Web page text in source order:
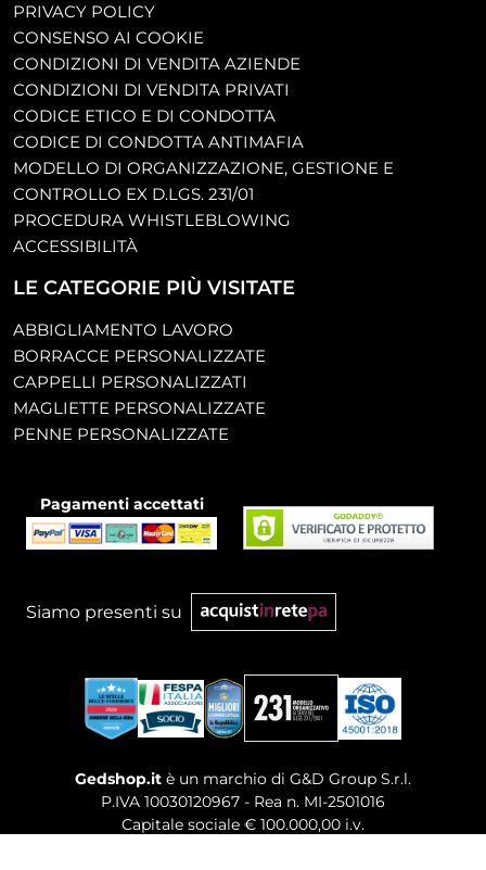
PRIVACY POLICY
CONSENSO AI COOKIE
CONDIZIONI DI VENDITA AZIENDE
CONDIZIONI DI VENDITA PRIVATI
CODICE ETICO E DI CONDOTTA
CODICE DI CONDOTTA ANTIMAFIA
MODELLO DI ORGANIZZAZIONE, GESTIONE E
CONTROLLO EX D.LGS. 231/01
PROCEDURA WHISTLEBLOWING
ACCESSIBILITÀ
LE CATEGORIE PIÙ VISITATE
ABBIGLIAMENTO LAVORO
BORRACCE PERSONALIZZATE
CAPPELLI PERSONALIZZATI
MAGLIETTE PERSONALIZZATE
PENNE PERSONALIZZATE
Pagamenti accettati
Siamo presenti su
Gedshop.it è un marchio di G&D Group S.r.l.
P.IVA 10030120967 - Rea n. MI-2501016
Capitale sociale € 100.000,00 i.v.